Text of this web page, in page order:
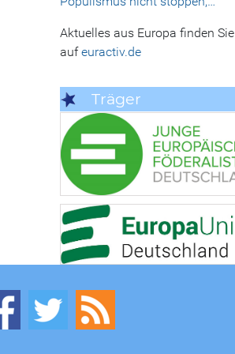
Aktuelles aus Europa finden Sie
aufeuractiv.de
Träger